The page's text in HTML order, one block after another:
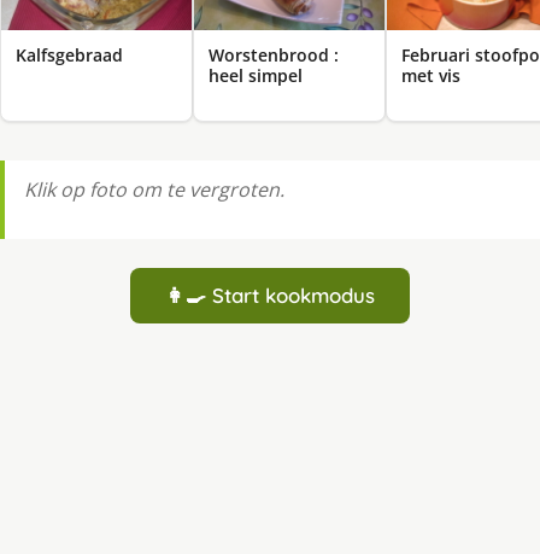
Kalfsgebraad
Worstenbrood :
heel simpel
Februari
met vis
Klik op foto om te vergroten.
👩‍🍳 Start kookmodus